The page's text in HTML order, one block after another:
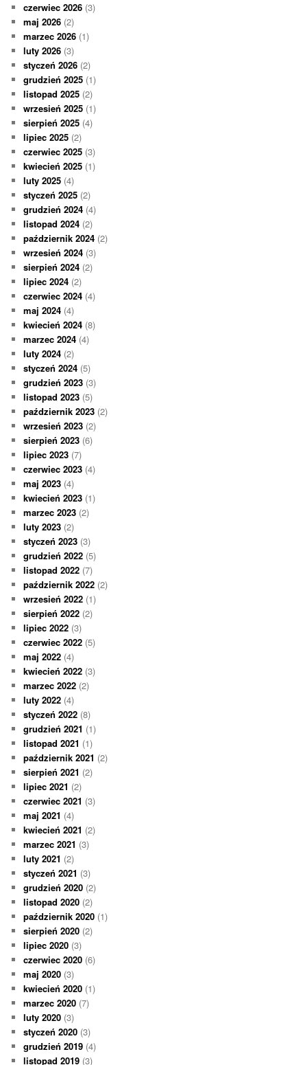
czerwiec 2026 (3)
maj 2026 (2)
marzec 2026 (1)
luty 2026 (3)
styczeń 2026 (2)
grudzień 2025 (1)
listopad 2025 (2)
wrzesień 2025 (1)
sierpień 2025 (4)
lipiec 2025 (2)
czerwiec 2025 (3)
kwiecień 2025 (1)
luty 2025 (4)
styczeń 2025 (2)
grudzień 2024 (4)
listopad 2024 (2)
październik 2024 (2)
wrzesień 2024 (3)
sierpień 2024 (2)
lipiec 2024 (2)
czerwiec 2024 (4)
maj 2024 (4)
kwiecień 2024 (8)
marzec 2024 (4)
luty 2024 (2)
styczeń 2024 (5)
grudzień 2023 (3)
listopad 2023 (5)
październik 2023 (2)
wrzesień 2023 (2)
sierpień 2023 (6)
lipiec 2023 (7)
czerwiec 2023 (4)
maj 2023 (4)
kwiecień 2023 (1)
marzec 2023 (2)
luty 2023 (2)
styczeń 2023 (3)
grudzień 2022 (5)
listopad 2022 (7)
październik 2022 (2)
wrzesień 2022 (1)
sierpień 2022 (2)
lipiec 2022 (3)
czerwiec 2022 (5)
maj 2022 (4)
kwiecień 2022 (3)
marzec 2022 (2)
luty 2022 (4)
styczeń 2022 (8)
grudzień 2021 (1)
listopad 2021 (1)
październik 2021 (2)
sierpień 2021 (2)
lipiec 2021 (2)
czerwiec 2021 (3)
maj 2021 (4)
kwiecień 2021 (2)
marzec 2021 (3)
luty 2021 (2)
styczeń 2021 (3)
grudzień 2020 (2)
listopad 2020 (2)
październik 2020 (1)
sierpień 2020 (2)
lipiec 2020 (3)
czerwiec 2020 (6)
maj 2020 (3)
kwiecień 2020 (1)
marzec 2020 (7)
luty 2020 (3)
styczeń 2020 (3)
grudzień 2019 (4)
listopad 2019 (3)